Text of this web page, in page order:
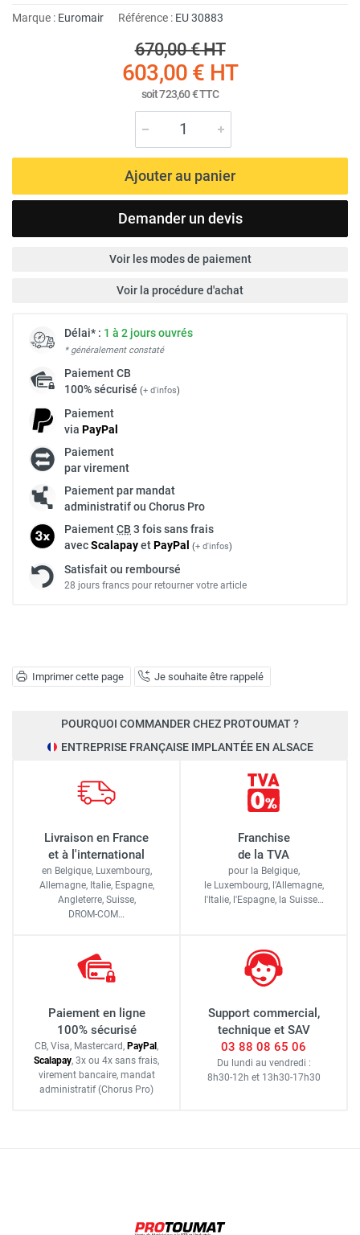
Imprimer cette page Je souhaite être rappelé
Marque : Euromair Référence : EU 30883
670,00 €HT
603,00 € HT
soit723,60 €TTC
Ajouter au panier
Demander un devis
Voir les modes de paiement
Voir la procédure d'achat
Délai* : 1 à 2 jours ouvrés
* généralement constaté
PaiementCB
100% sécurisé (+ d'infos)
Paiement
via PayPal
Paiement
par virement
Paiement par mandat
administratif ou Chorus Pro
PaiementCB 3 fois sans frais
avecScalapayetPayPal (+ d'infos)
Satisfait ou remboursé
28 jours francs pour retourner votre article
POURQUOI COMMANDER CHEZ PROTOUMAT ?
ENTREPRISE FRANÇAISE IMPLANTÉE EN ALSACE
Livraison en France
et à l'international
en Belgique, Luxembourg,
Allemagne, Italie, Espagne,
Angleterre, Suisse,
DROM-COM…
Franchise
de la TVA
pour la Belgique,
le Luxembourg, l'Allemagne,
l'Italie, l'Espagne, la Suisse…
Paiement en ligne
100% sécurisé
CB, Visa, Mastercard, PayPal,
Scalapay, 3x ou 4x sans frais,
virement bancaire, mandat
administratif (Chorus Pro)
Support commercial,
technique et SAV
03 88 08 65 06
Du lundi au vendredi :
8h30-12h et 13h30-17h30